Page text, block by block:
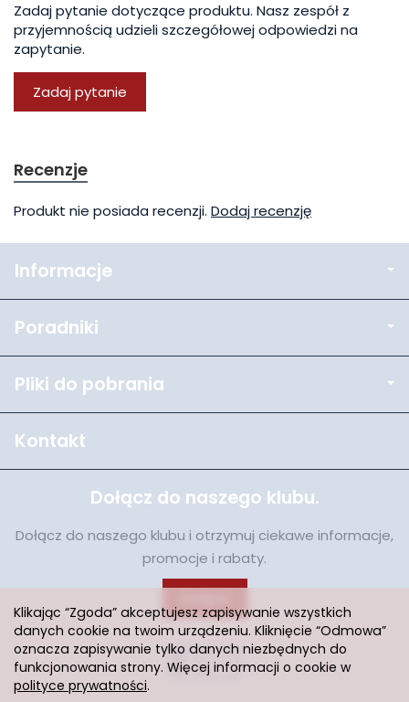
Zadaj pytanie dotyczące produktu. Nasz zespół z
przyjemnością udzieli szczegółowej odpowiedzi na
zapytanie.
Zadaj pytanie
Recenzje
Produkt nie posiada recenzji. Dodaj recenzję
Informacje
Poradniki
Pliki do pobrania
Kontakt
Dołącz do naszego klubu.
Dołącz do naszego klubu i otrzymuj ciekawe informacje,
promocje i rabaty.
Klikając “Zgoda” akceptujesz zapisywanie wszystkich
danych cookie na twoim urządzeniu. Kliknięcie “Odmowa”
oznacza zapisywanie tylko danych niezbędnych do
funkcjonowania strony. Więcej informacji o cookie w
polityce prywatności.